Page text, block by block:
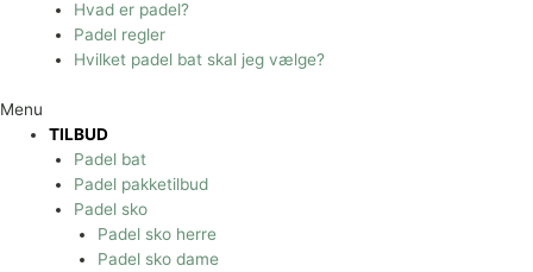
Hvad er padel?
Padel regler
Hvilket padel bat skal jeg vælge?
Menu
TILBUD
Padel bat
Padel pakketilbud
Padel sko
Padel sko herre
Padel sko dame